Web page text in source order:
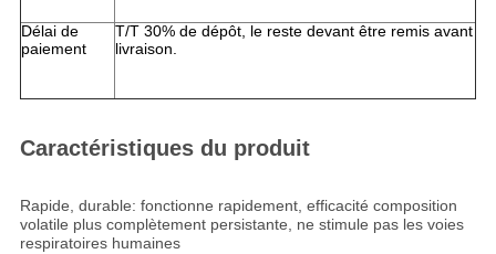
Délai de
paiement
T/T 30% de dépôt, le reste devant être remis avant
livraison.
Caractéristiques du produit
Rapide, durable: fonctionne rapidement, efficacité composition
volatile plus complètement persistante, ne stimule pas les voies
respiratoires humaines